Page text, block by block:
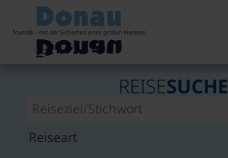
REISESUCHE